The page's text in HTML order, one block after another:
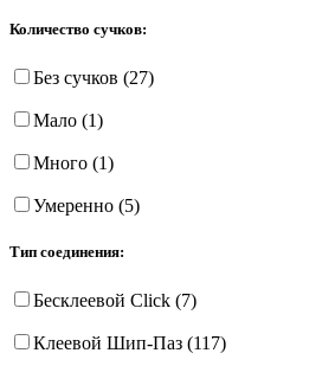
Количество сучков:
Без сучков (27)
Мало (1)
Много (1)
Умеренно (5)
Тип соединения:
Бесклеевой Click (7)
Клеевой Шип-Паз (117)